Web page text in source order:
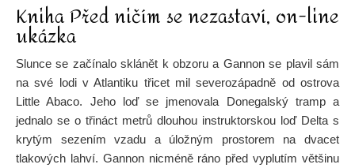
Kniha Před ničím se nezastaví, on-line
ukázka
Slunce se začínalo sklánět k obzoru a Gannon se plavil sám
na své lodi v Atlantiku třicet mil severozápadně od ostrova
Little Abaco. Jeho loď se jmenovala Donegalský tramp a
jednalo se o třináct metrů dlouhou instruktorskou loď Delta s
krytým sezením vzadu a úložným prostorem na dvacet
tlakových lahví. Gannon nicméně ráno před vyplutím většinu